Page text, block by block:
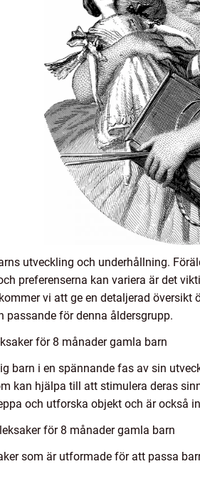
utveckling och underhållning.
preferenserna kan variera är det
vi att ge en detaljerad
passande för denna åldersgrupp.
för 8 månader gamla barn
barn i en spännande fas av sin
kan hjälpa till att stimulera deras
och utforska objekt och är också
för 8 månader gamla barn
som är utformade för att passa